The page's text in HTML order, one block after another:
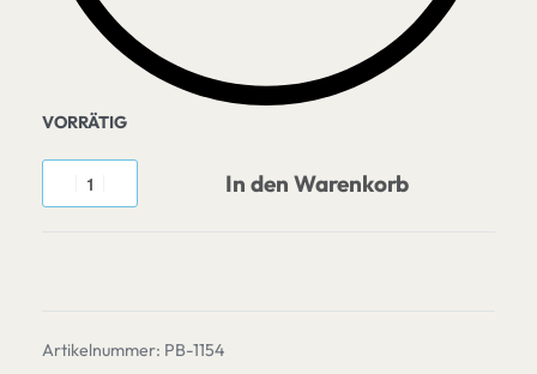
VORRÄTIG
In den Warenkorb
PB-1154